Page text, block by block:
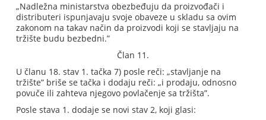
„Nadležna ministarstva obezbeđuju da proizvođači i
distributeri ispunjavaju svoje obaveze u skladu sa ovim
zakonom na takav način da proizvodi koji se stavljaju na
tržište budu bezbedni.”
Član 11.
U članu 18. stav 1. tačka 7) posle reči: „stavljanje na
tržište” briše se tačka i dodaju reči: „i prodaju, odnosno
povuče ili zahteva njegovo povlačenje sa tržišta”.
Posle stava 1. dodaje se novi stav 2, koji glasi: